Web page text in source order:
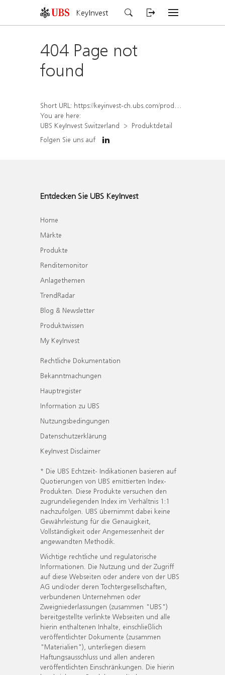
KeyInvest
404 Page not
found
Short URL: https://keyinvest-ch.ubs.com/produkt/detail/index/isin/CH1579769196
You are here:
UBS KeyInvest Switzerland
Produktdetail
Folgen Sie uns auf
Entdecken Sie UBS KeyInvest
Home
Märkte
Produkte
Renditemonitor
Anlagethemen
TrendRadar
Blog & Newsletter
Produktwissen
My KeyInvest
Rechtliche Dokumentation
Bekanntmachungen
Hauptregister
Information zu UBS
Nutzungsbedingungen
Datenschutzerklärung
KeyInvest Disclaimer
* Die UBS Echtzeit- Indikationen basieren auf
Quotierungen von UBS emittierten Index-
Produkten. Diese Produkte versuchen den
zugrundeliegenden Index im Verhältnis 1:1
nachzufolgen. UBS übernimmt dabei keine
Gewährleistung für die Genauigkeit,
Vollständigkeit oder Angemessenheit der
angewandten Methodik.
Wichtige rechtliche und regulatorische
Informationen. Die Nutzung und der Zugriff
auf diese Webseiten oder andere von der UBS
AG und/oder deren Tochtergesellschaften,
verbundenen Unternehmen oder
Zweigniederlassungen (zusammen "UBS")
bereitgestellte verlinkte Webseiten und alle
hierin enthaltenen Inhalte, einschließlich
veröffentlichter Dokumente (zusammen
"Materialien"), unterliegen diesem
Haftungsausschluss und allen anderen
veröffentlichten Einschränkungen. Die hierin